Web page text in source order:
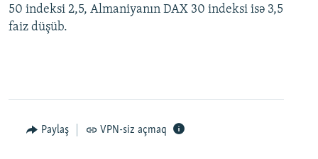
50 indeksi 2,5, Almaniyanın DAX 30 indeksi isə 3,5
faiz düşüb.
Paylaş VPN-siz açmaq